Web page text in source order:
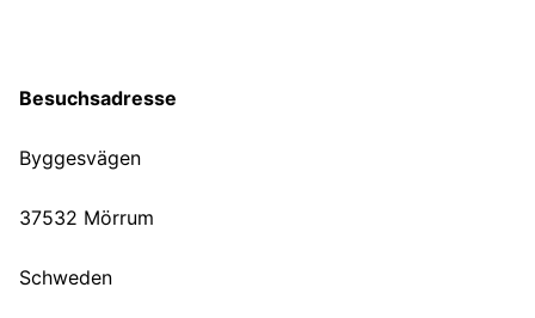
Besuchsadresse
Byggesvägen
37532 Mörrum
Schweden